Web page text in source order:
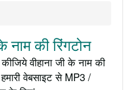
नाम की रिंगटोन
वीहाना जी के नाम की
वेबसाइट से MP3 /